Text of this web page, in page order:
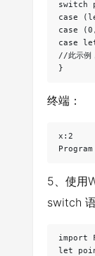
switch
case
case
case
//此示例
终端：
x:2
5、使用
switch
import
let